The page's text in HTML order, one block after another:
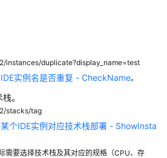
instances/duplicate?display_name=test
实例名是否重复 - CheckName。
。
stacks/tag
个IDE实例对应技术栈部署 - ShowInsta
需要选择技术栈及其对应的规格（CPU、存